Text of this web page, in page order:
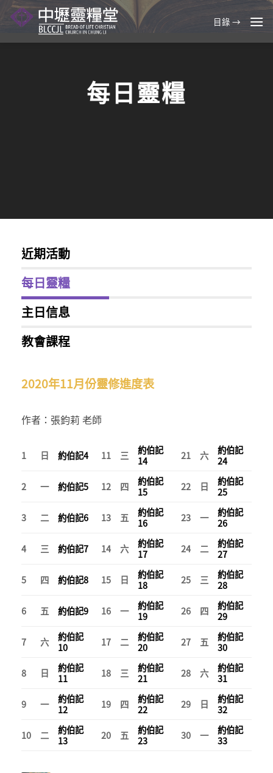
Skip
to
目錄 →
每日靈糧
近期活動
每日靈糧
主日信息
教會課程
2020年11月份靈修進度表
作者：張鈞莉 老師
1 日 約伯記4 11 三
約伯記
14
21 六
約伯記
24
2
一 約伯記5 12 四
約伯記
15
22 日
約伯記
25
3
二 約伯記6 13 五
約伯記
16
23 一
約伯記
26
4
三 約伯記7 14 六
約伯記
17
24 二
約伯記
27
5
四 約伯記8 15 日
約伯記
18
25 三
約伯記
28
6
五 約伯記9 16 一
約伯記
19
26 四
約伯記
29
7
六
約伯記
10
17 二
約伯記
20
27 五
約伯記
30
8
日
約伯記
11
18 三
約伯記
21
28 六
約伯記
31
9
一
約伯記
12
19 四
約伯記
22
29 日
約伯記
32
10
二
約伯記
13
20 五
約伯記
23
30 一
約伯記
33